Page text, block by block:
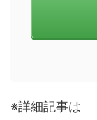
※詳細記事は